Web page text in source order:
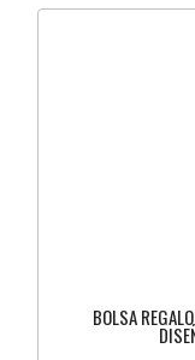
BOLSA